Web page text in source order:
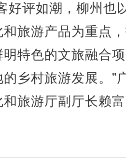
评如潮，柳州也
旅游产品为重点
特色的文旅融合
乡村旅游发展。”
旅游厅副厅长赖